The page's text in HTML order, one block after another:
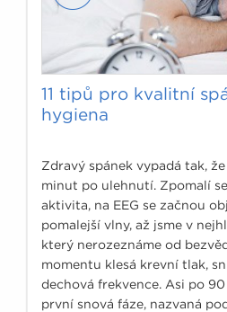
11 tipů pro kvalitní
hygiena
Zdravý spánek vypadá tak,
minut po ulehnutí. Zpomalí
aktivita, na EEG se začnou
pomalejší vlny, až jsme v
který nerozeznáme od
momentu klesá krevní tlak,
dechová frekvence. Asi po
první snová fáze, nazvaná